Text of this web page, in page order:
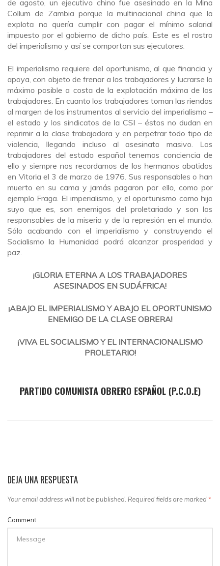
de agosto, un ejecutivo chino fue asesinado en la Mina
Collum de Zambia porque la multinacional china que la
explota no quería cumplir con pagar el mínimo salarial
impuesto por el gobierno de dicho país. Este es el rostro
del imperialismo y así se comportan sus ejecutores.
El imperialismo requiere del oportunismo, al que financia y
apoya, con objeto de frenar a los trabajadores y lucrarse lo
máximo posible a costa de la explotación máxima de los
trabajadores. En cuanto los trabajadores toman las riendas
al margen de los instrumentos al servicio del imperialismo –
el estado y los sindicatos de la CSI – éstos no dudan en
reprimir a la clase trabajadora y en perpetrar todo tipo de
violencia, llegando incluso al asesinato masivo. Los
trabajadores del estado español tenemos conciencia de
ello y siempre nos recordamos de los hermanos abatidos
en Vitoria el 3 de marzo de 1976. Sus responsables o han
muerto en su cama y jamás pagaron por ello, como por
ejemplo Fraga. El imperialismo, y el oportunismo como hijo
suyo que es, son enemigos del proletariado y son los
responsables de la miseria y de la represión en el mundo.
Sólo acabando con el imperialismo y construyendo el
Socialismo la Humanidad podrá alcanzar prosperidad y
paz.
¡GLORIA ETERNA A LOS TRABAJADORES
ASESINADOS EN SUDÁFRICA!
¡ABAJO EL IMPERIALISMO Y ABAJO EL OPORTUNISMO
ENEMIGO DE LA CLASE OBRERA!
¡VIVA EL SOCIALISMO Y EL INTERNACIONALISMO
PROLETARIO!
PARTIDO COMUNISTA OBRERO ESPAÑOL (P.C.O.E)
DEJA UNA RESPUESTA
Your email address will not be published. Required fields are marked *
Comment